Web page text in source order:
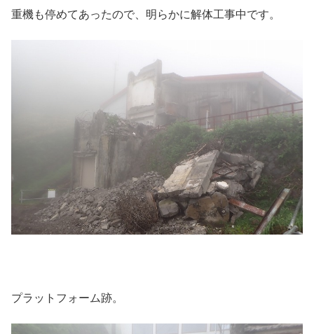
重機も停めてあったので、明らかに解体工事中です。
プラットフォーム跡。